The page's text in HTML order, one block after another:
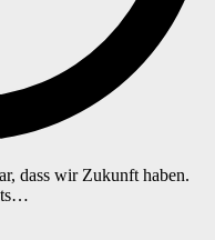
dass wir Zukunft haben.